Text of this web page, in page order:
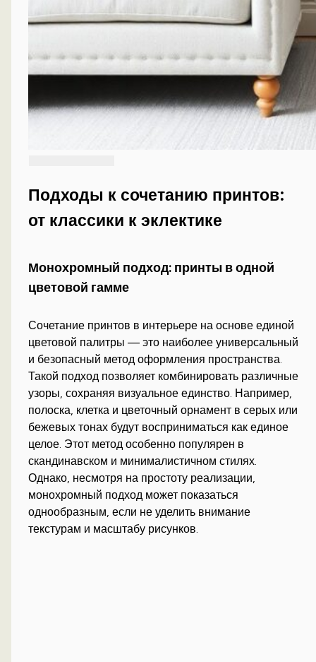
Подходы к сочетанию принтов:
от классики к эклектике
Монохромный подход: принты в одной
цветовой гамме
Сочетание принтов в интерьере на основе единой
цветовой палитры — это наиболее универсальный
и безопасный метод оформления пространства.
Такой подход позволяет комбинировать различные
узоры, сохраняя визуальное единство. Например,
полоска, клетка и цветочный орнамент в серых или
бежевых тонах будут восприниматься как единое
целое. Этот метод особенно популярен в
скандинавском и минималистичном стилях.
Однако, несмотря на простоту реализации,
монохромный подход может показаться
однообразным, если не уделить внимание
текстурам и масштабу рисунков.